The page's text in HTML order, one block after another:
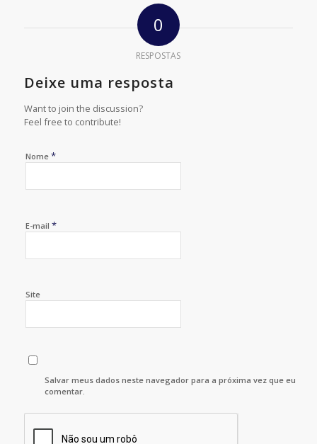
0
RESPOSTAS
Deixe uma resposta
Want to join the discussion?
Feel free to contribute!
Nome *
E-mail *
Site
Salvar meus dados neste navegador para a próxima vez que eu
comentar.